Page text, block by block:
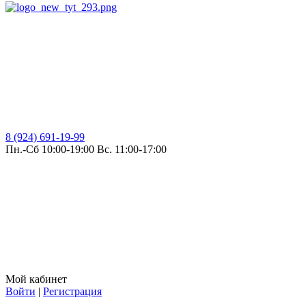
8 (924) 691-19-99
Пн.-Сб 10:00-19:00 Вс. 11:00-17:00
Мой кабинет
Войти | Регистрация